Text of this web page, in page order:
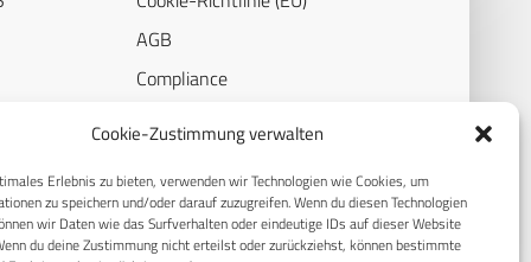
Cookie-Zustimmung verwalten
Erlebnis zu bieten, verwenden wir Technologien wie Cookies, um
zu speichern und/oder darauf zuzugreifen. Wenn du diesen Technologien
wir Daten wie das Surfverhalten oder eindeutige IDs auf dieser Website
du deine Zustimmung nicht erteilst oder zurückziehst, können bestimmte
AGB
Compliance